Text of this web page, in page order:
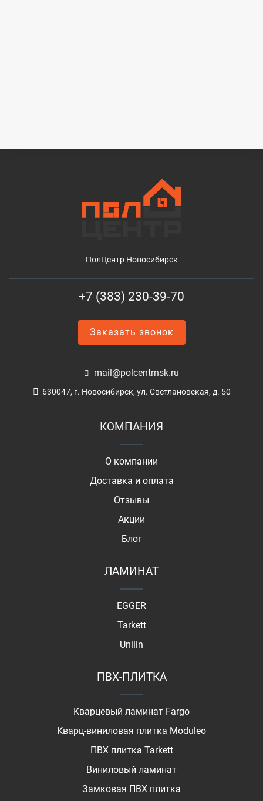
ПолЦентр Новосибирск
+7 (383) 230-39-70
Заказать звонок
mail@polcentrnsk.ru
630047, г. Новосибирск, ул. Светлановская, д. 50
КОМПАНИЯ
О компании
Доставка и оплата
Отзывы
Акции
Блог
ЛАМИНАТ
EGGER
Tarkett
Unilin
ПВХ-ПЛИТКА
Кварцевый ламинат Fargo
Кварц-виниловая плитка Moduleo
ПВХ плитка Tarkett
Виниловый ламинат
Замковая ПВХ плитка